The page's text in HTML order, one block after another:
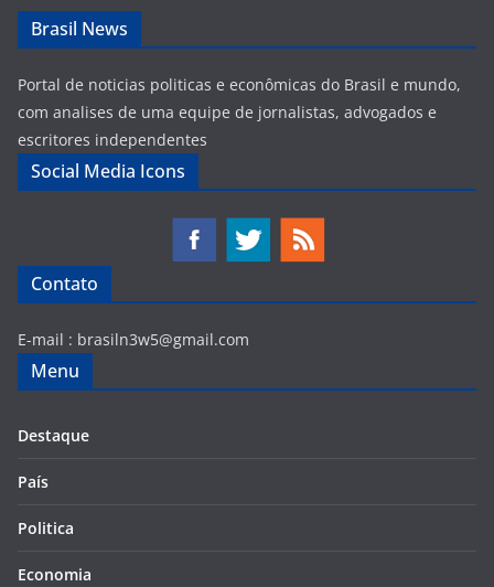
Brasil News
Portal de noticias politicas e econômicas do Brasil e mundo,
com analises de uma equipe de jornalistas, advogados e
escritores independentes
Social Media Icons
Contato
E-mail : brasiln3w5@gmail.com
Menu
Destaque
País
Politica
Economia